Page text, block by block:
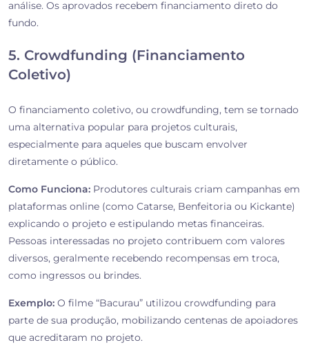
análise. Os aprovados recebem financiamento direto do
fundo.
5. Crowdfunding (Financiamento
Coletivo)
O financiamento coletivo, ou crowdfunding, tem se tornado
uma alternativa popular para projetos culturais,
especialmente para aqueles que buscam envolver
diretamente o público.
Como Funciona: Produtores culturais criam campanhas em
plataformas online (como Catarse, Benfeitoria ou Kickante)
explicando o projeto e estipulando metas financeiras.
Pessoas interessadas no projeto contribuem com valores
diversos, geralmente recebendo recompensas em troca,
como ingressos ou brindes.
Exemplo: O filme “Bacurau” utilizou crowdfunding para
parte de sua produção, mobilizando centenas de apoiadores
que acreditaram no projeto.